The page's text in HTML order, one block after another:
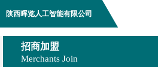
陕西晖览人工智能有限公司
招商加盟
Merchants Join